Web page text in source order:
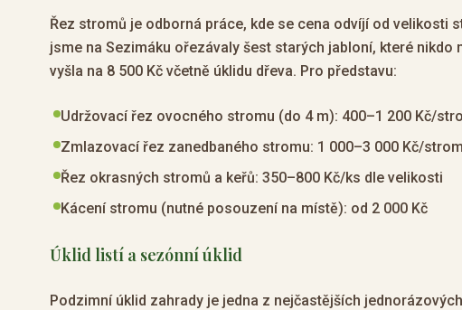
Řez stromů je odborná práce, kde se cena odvíjí od velikosti
jsme na Sezimáku ořezávaly šest starých jabloní, které
vyšla na 8 500 Kč včetně úklidu dřeva. Pro představu:
Udržovací řez ovocného stromu (do 4 m): 400–1 200 Kč/
Zmlazovací řez zanedbaného stromu: 1 000–3 000 Kč/strom
Řez okrasných stromů a keřů: 350–800 Kč/ks dle velikosti
Kácení stromu (nutné posouzení na místě): od 2 000 Kč
Úklid listí a sezónní úklid
Podzimní úklid zahrady je jedna z nejčastějších